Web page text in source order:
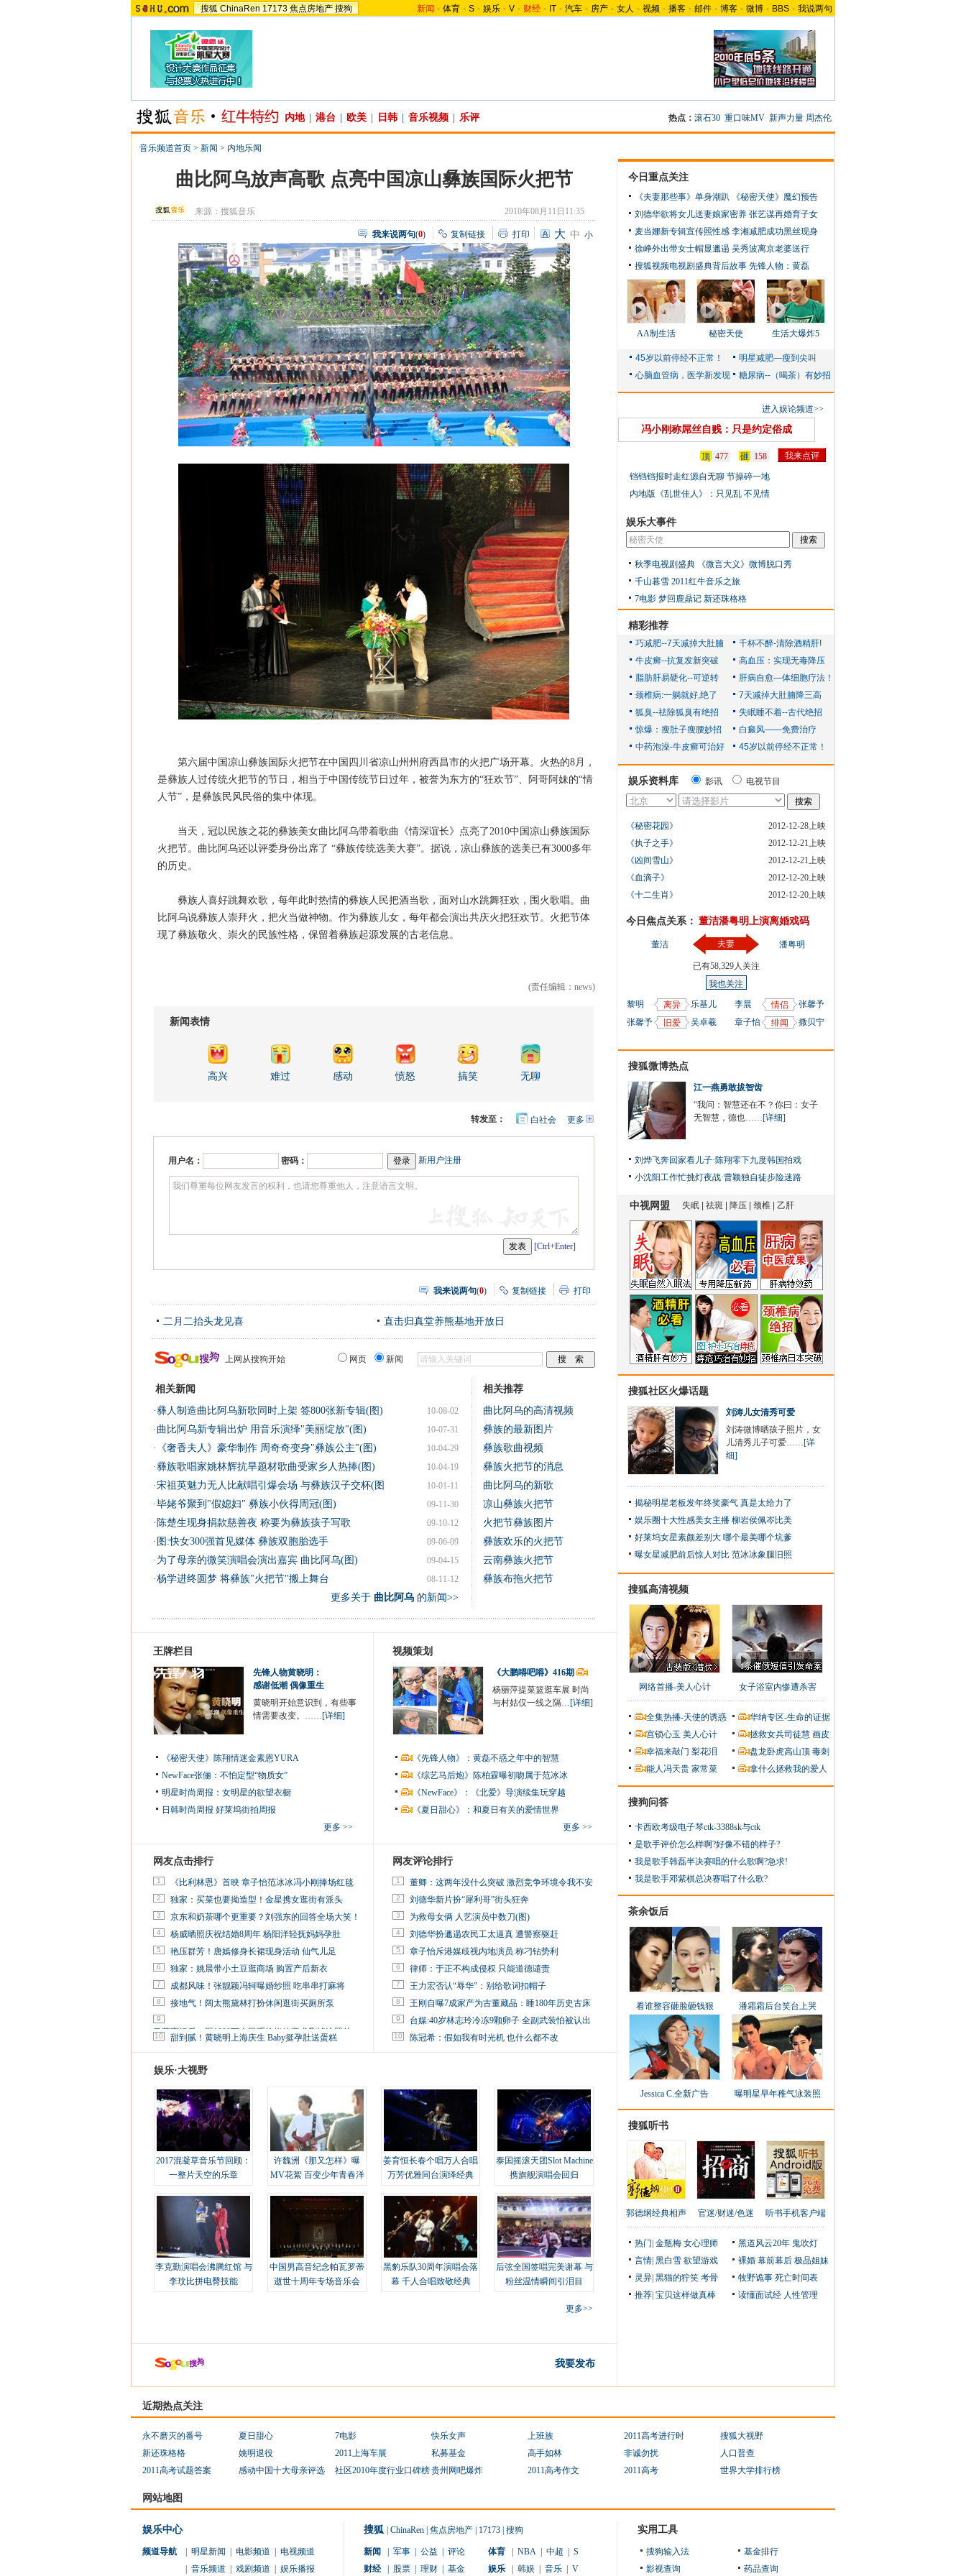
搜狐 ChinaRen 17173 焦点房地产 搜狗 新闻 - 体育 - S - 娱乐 - V - 财经 - IT - 汽车 - 房产 - 女人 - 视频 - 播客 - 邮件 - 博客 - 微博 - BBS - 我说两句
内地 港台 欧美 日韩 音乐视频 乐评 热点： 滚石30 重口味MV 新声力量 周杰伦
音乐频道首页 > 新闻 > 内地乐闻
曲比阿乌放声高歌 点亮中国凉山彝族国际火把节
来源：搜狐音乐 2010年08月11日11:35
我来说两句(0) 复制链接 打印 大 中 小
第六届中国凉山彝族国际火把节在中国四川省凉山州州府西昌市的火把广场开幕。火热的8月，
是彝族人过传统火把节的节日，相当于中国传统节日过年，被誉为东方的“狂欢节”、阿哥阿妹的“情
人节”，是彝族民风民俗的集中体现。
当天，冠以民族之花的彝族美女曲比阿乌带着歌曲《情深谊长》点亮了2010中国凉山彝族国际
火把节。曲比阿乌还以评委身份出席了 “彝族传统选美大赛”。据说，凉山彝族的选美已有3000多年
的历史。
彝族人喜好跳舞欢歌，每年此时热情的彝族人民把酒当歌，面对山水跳舞狂欢，围火歌唱。曲
比阿乌说彝族人崇拜火，把火当做神物。作为彝族儿女，每年都会演出共庆火把狂欢节。火把节体
现了彝族敬火、崇火的民族性格，保留着彝族起源发展的古老信息。
(责任编辑：news)
新闻表情
高兴 难过 感动 愤怒 搞笑 无聊
更多开
转发至： 白社会
用户名： 密码： 新用户注册
[Ctrl+Enter]
我来说两句(0) 复制链接 打印
二月二抬头龙见喜 直击归真堂养熊基地开放日
上网从搜狗开始 网页 新闻
相关新闻
10-08-02
·彝人制造曲比阿乌新歌同时上架 签800张新专辑(图)
10-07-31
· 曲比阿乌新专辑出炉 用音乐演绎"美丽绽放"(图)
10-04-29
· 《奢香夫人》豪华制作 周奇奇变身"彝族公主"(图)
10-04-19
·彝族歌唱家姚林辉抗旱题材歌曲受家乡人热捧(图)
10-01-11
·宋祖英魅力无人比献唱引爆会场 与彝族汉子交杯(图
09-11-30
·毕姥爷聚到"假媳妇" 彝族小伙得周冠(图)
09-10-12
· 陈楚生现身捐款慈善夜 称要为彝族孩子写歌
09-06-09
· 图:快女300强首见媒体 彝族双胞胎选手
09-04-15
· 为了母亲的微笑演唱会演出嘉宾 曲比阿乌(图)
08-11-12
·杨学进终圆梦 将彝族"火把节"搬上舞台
更多关于 曲比阿乌的新闻>>
相关推荐
曲比阿乌的高清视频
彝族的最新图片
彝族歌曲视频
彝族火把节的消息
曲比阿乌的新歌
凉山彝族火把节
火把节彝族图片
彝族欢乐的火把节
云南彝族火把节
彝族布拖火把节
王牌栏目
先锋人物黄晓明：
感谢低潮 偶像重生
黄晓明开始意识到，有些事
情需要改变。……[详细]
《秘密天使》陈翔情迷金素恩YURA
NewFace张俪：不怕定型“物质女”
明星时尚周报：女明星的欲望衣橱
日韩时尚周报 好莱坞街拍周报
更多 >>
视频策划
《大鹏嘚吧嘚》416期
杨丽萍提菜篮逛车展 时尚
与村姑仅一线之隔…[详细]
《先锋人物》：黄磊不惑之年中的智慧
《综艺马后炮》陈柏霖曝初吻属于范冰冰
《NewFace》：《北爱》导演续集玩穿越
《夏日甜心》：和夏日有关的爱情世界
更多 >>
网友点击排行
1 《比利林恩》首映 章子怡范冰冰冯小刚捧场红毯
2 独家：买菜也要拗造型！金星携女逛街有派头
3 京东和奶茶哪个更重要？刘强东的回答全场大笑！
4 杨威晒照庆祝结婚8周年 杨阳洋轻抚妈妈孕肚
5 艳压群芳！唐嫣修身长裙现身活动 仙气儿足
6 独家：姚晨带小土豆逛商场 购置产后新衣
7 成都风味！张靓颖冯轲曝婚纱照 吃串串打麻将
8 接地气！阔太熊黛林打扮休闲逛街买厕所泵
9
马蓉离婚后，砸1000万人民币给媒体要求删掉这照片
10 甜到腻！黄晓明上海庆生 Baby挺孕肚送蛋糕
网友评论排行
1 董卿：这两年没什么突破 激烈竞争环境令我不安
2 刘德华新片扮“犀利哥”街头狂奔
3 为救母女俩 人艺演员中数刀(图)
4 刘德华扮邋遢农民工太逼真 遭警察驱赶
5 章子怡斥港媒歧视内地演员 称刁钻势利
6 律师：于正不构成侵权 只能道德谴责
7 王力宏否认“辱华”：别给歌词扣帽子
8 王刚自曝7成家产为古董藏品：睡180年历史古床
9 台媒:40岁林志玲冷冻9颗卵子 全副武装怕被认出
10 陈冠希：假如我有时光机 也什么都不改
娱乐·大视野
2017混凝草音乐节回顾：
一整片天空的乐章
许魏洲《那又怎样》曝
MV花絮 百变少年青春洋
姜育恒长春个唱万人合唱
万芳优雅同台演绎经典
泰国摇滚天团Slot Machine
携旗舰演唱会回归
李克勤演唱会沸腾红馆 与
李玟比拼电臀技能
中国男高音纪念帕瓦罗蒂
逝世十周年专场音乐会
黑豹乐队30周年演唱会落
幕 千人合唱致敬经典
后弦全国签唱完美谢幕 与
粉丝温情瞬间引泪目
更多>>
我要发布
今日重点关注
《夫妻那些事》单身潮趴
《秘密天使》魔幻预告
刘德华欲将女儿送妻娘家密养 张艺谋再婚育子女
麦当娜新专辑宣传照性感 李湘减肥成功黑丝现身
徐峥外出带女士帽显邋遢 吴秀波离京老婆送行
搜狐视频电视剧盛典背后故事 先锋人物：黄磊
AA制生活 秘密天使 生活大爆炸5
进入娱论频道>>
冯小刚称屌丝自贱：只是约定俗成
顶 477 砸
158
铛铛铛报时走红源自无聊 节操碎一地
内地版《乱世佳人》：只见乱 不见情
娱乐大事件
秋季电视剧盛典
《微言大义》微博脱口秀
千山暮雪 2011红牛音乐之旅
7电影 梦回鹿鼎记 新还珠格格
精彩推荐
娱乐资料库 影讯 电视节目
《秘密花园》
2012-12-28上映
《执子之手》
2012-12-21上映
《凶间雪山》
2012-12-21上映
《血滴子》
2012-12-20上映
《十二生肖》
2012-12-20上映
今日焦点关系： 董洁潘粤明上演离婚戏码
董洁 夫妻
已有58,329人关注
我也关注
潘粤明
黎明 离异
乐基儿
张馨予
旧爱 吴卓羲
李晨 情侣
张馨予
章子怡
绯闻 撒贝宁
搜狐微博热点
江一燕勇敢拔智齿
“我问：智慧还在不？你曰：女子
无智慧，德也……[详细]
刘烨飞奔回家看儿子·陈翔零下九度韩国拍戏
小沈阳工作忙挑灯夜战·曹颖独自徒步险迷路
搜狐社区火爆话题
刘涛儿女清秀可爱
刘涛微博晒孩子照片，女
儿清秀儿子可爱……[详
细]
揭秘明星老板发年终奖豪气 真是太给力了
娱乐圈十大性感美女主播 柳岩侯佩岑比美
好莱坞女星素颜差别大 哪个最美哪个坑爹
曝女星减肥前后惊人对比 范冰冰象腿旧照
搜狐高清视频
网络首播-美人心计 女子浴室内惨遭杀害
全集热播-天使的诱惑
华纳专区-生命的证据
宫锁心玉 美人心计 拯救女兵司徒慧 画皮
幸福来敲门 梨花泪 盘龙卧虎高山顶 毒刺
能人冯天贵 家常菜 拿什么拯救我的爱人
搜狗问答
卡西欧考级电子琴ctk-3388sk与ctk
是歌手评价怎么样啊?好像不错的样子?
我是歌手韩磊半决赛唱的什么歌啊?急求!
我是歌手邓紫棋总决赛唱了什么歌?
茶余饭后
看谁整容砸脸砸钱狠 潘霜霜后台笑台上哭
Jessica C.全新广告 曝明星早年稚气泳装照
搜狐听书
郭德纲经典相声 官迷/财迷/色迷 听书手机客户端
热门 金瓶梅 女心理师 黑道风云20年 鬼吹灯
言情 黑白雪 欲望游戏 裸婚 幕前幕后 极品姐妹
灵异 黑猫的狞笑 考骨 牧野诡事 死亡时间表
推荐 宝贝这样做真棒 读懂面试经 人性管理
近期热点关注
永不磨灭的番号 夏日甜心 7电影 快乐女声 上班族 2011高考进行时
搜狐大视野
新还珠格格
姚明退役 2011上海车展 私募基金 高手如林 非诚勿扰
人口普查
2011高考试题答案
感动中国十大母亲评选 社区2010年度行业口碑榜贵州网吧爆炸 2011高考作文 2011高考 世界大学排行榜
网站地图
娱乐中心
频道导航 明星新闻 电影频道
电视频道
音乐频道 戏剧频道 娱乐播报
搜狐 ChinaRen 焦点房地产 17173 搜狗
新闻 军事 公益 评论 体育 NBA 中超
S
财经
股票 理财 基金 娱乐 韩娱 音乐 V
实用工具
搜狗输入法
基金排行
影视查询
药品查询